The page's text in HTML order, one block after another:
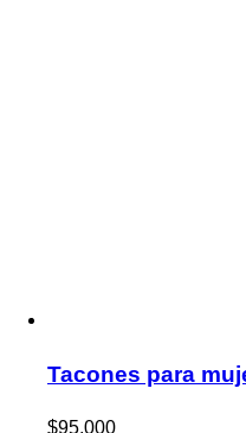
Tacones para
$95,000